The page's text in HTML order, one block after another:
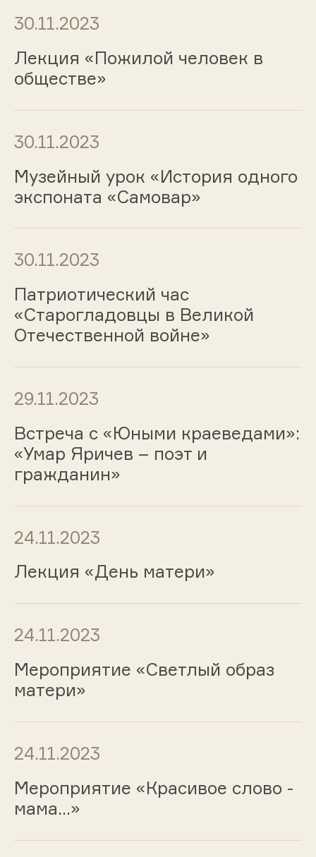
30.11.2023
Лекция «Пожилой человек в
обществе»
30.11.2023
Музейный урок «История одного
экспоната «Самовар»
30.11.2023
Патриотический час
«Старогладовцы в Великой
Отечественной войне»
29.11.2023
Встреча с «Юными краеведами»:
«Умар Яричев – поэт и
гражданин»
24.11.2023
Лекция «День матери»
24.11.2023
Мероприятие «Светлый образ
матери»
24.11.2023
Мероприятие «Красивое слово -
мама...»